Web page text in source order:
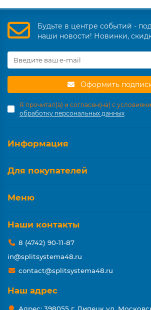
Будьте в центре событий -
наши новости! Новинки,
Оформить
Я прочитал(а) и согласен(на) с условиями
обработку персональных данных
Информация
Для покупателей
Меню
Наши контакты
8 (4742) 90-11-87
in@splitsystema48.ru
contact@splitsystema48.ru
Наш адрес